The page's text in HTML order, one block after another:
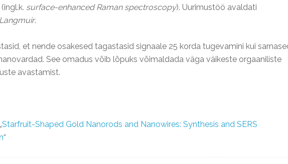
surface-enhanced Raman spectroscopy). Uurimustöö avaldati
Langmuir.
et nende osakesed tagastasid signaale 25 korda tugevamini kui
See omadus võib lõpuks võimaldada väga väikeste orgaaniliste
avastamist.
Starfruit-Shaped Gold Nanorods and Nanowires: Synthesis and SERS
“